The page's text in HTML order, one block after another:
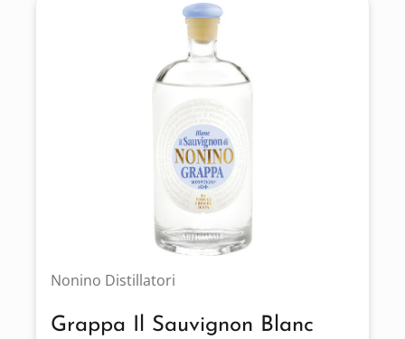
Nonino Distillatori
Grappa Il Sauvignon Blanc